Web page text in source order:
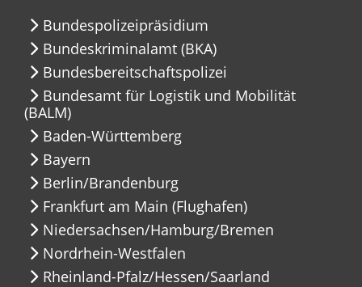
Bundespolizeipräsidium
Bundeskriminalamt (BKA)
Bundesbereitschaftspolizei
Bundesamt für Logistik und Mobilität
(BALM)
Baden-Württemberg
Bayern
Berlin/Brandenburg
Frankfurt am Main (Flughafen)
Niedersachsen/Hamburg/Bremen
Nordrhein-Westfalen
Rheinland-Pfalz/Hessen/Saarland